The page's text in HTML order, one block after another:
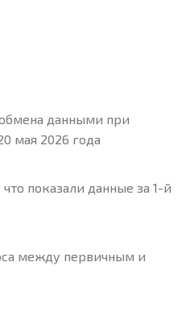
данными при
мая 2026 года
показали данные за 1-й
между первичным и